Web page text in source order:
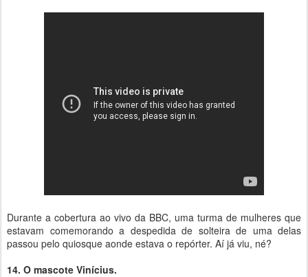
Durante a cobertura ao vivo da BBC, uma turma de mulheres que
estavam comemorando a despedida de solteira de uma delas
passou pelo quiosque aonde estava o repórter. Aí já viu, né?
14. O mascote Vinícius.